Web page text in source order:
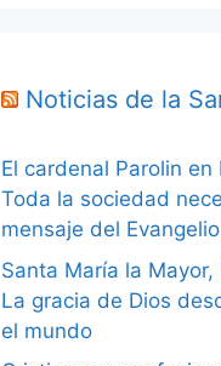
Noticias de la
El cardenal Parolin en
Toda la sociedad
mensaje del Evangelio
Santa María la Mayor,
La gracia de Dios
el mundo